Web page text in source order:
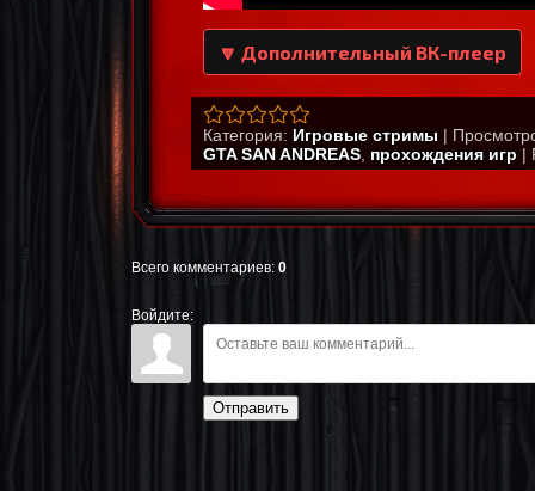
🔽 Дополнительный ВК-плеер
Категория: Игровые стримы |
GTA SAN ANDREAS прохождения игр |
Всего комментариев: 0
Войдите:
Отправить